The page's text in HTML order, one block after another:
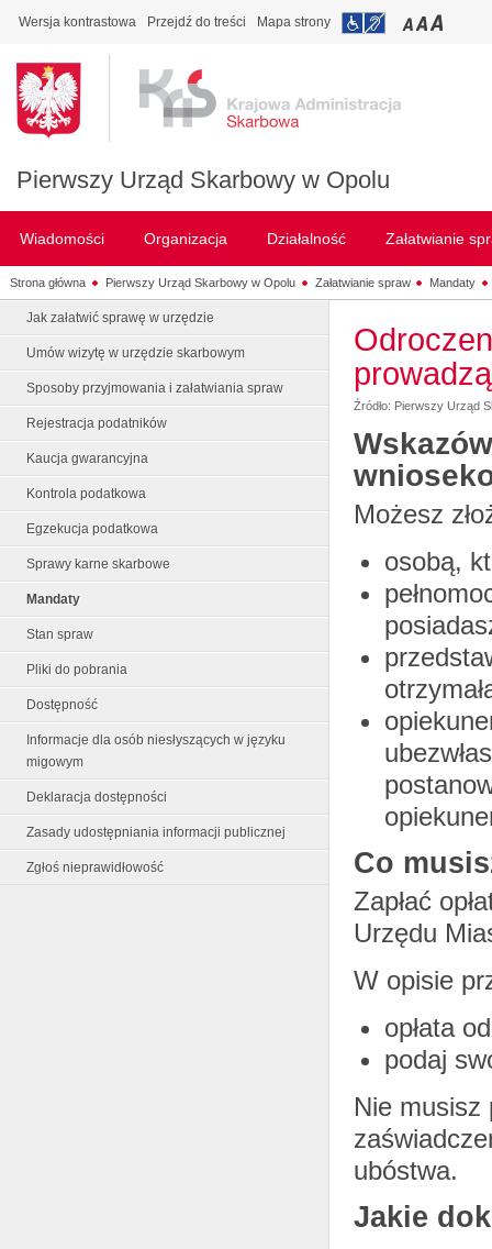
Wersja kontrastowa Przejdź do treści Mapa strony
Pierwszy Urząd Skarbowy w Opolu
Wiadomości Organizacja Działalność Załatwianie
Strona główna Pierwszy Urząd Skarbowy w Opolu Załatwianie spraw Mandaty
Jak załatwić sprawę w urzędzie
Umów wizytę w urzędzie skarbowym
Sposoby przyjmowania i załatwiania spraw
Rejestracja podatników
Kaucja gwarancyjna
Kontrola podatkowa
Egzekucja podatkowa
Sprawy karne skarbowe
Mandaty
Stan spraw
Pliki do pobrania
Dostępność
Informacje dla osób niesłyszących w języku
migowym
Deklaracja dostępności
Zasady udostępniania informacji publicznej
Zgłoś nieprawidłowość
Źródło: Pierwszy Urząd
Możesz
osobą,
Co
Zapłać
Urzędu
W opisie
opłata
podaj
Nie musisz
ubóstwa.
Jakie